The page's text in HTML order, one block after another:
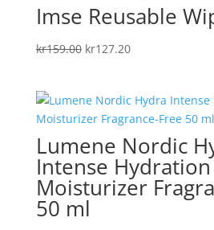
Imse Reusable
kr159.00 Det
var:
kr159.00.
kr127.20Det
är:
kr127.20.
Lumene Nordic
Intense Hydration
Moisturizer
50 ml